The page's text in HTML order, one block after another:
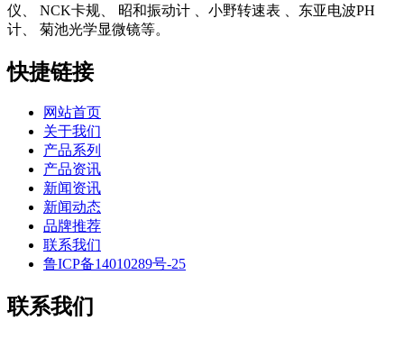
仪、 NCK卡规、 昭和振动计 、小野转速表 、东亚电波PH
计、 菊池光学显微镜等。
快捷链接
网站首页
关于我们
产品系列
产品资讯
新闻资讯
新闻动态
品牌推荐
联系我们
鲁ICP备14010289号-25
联系我们